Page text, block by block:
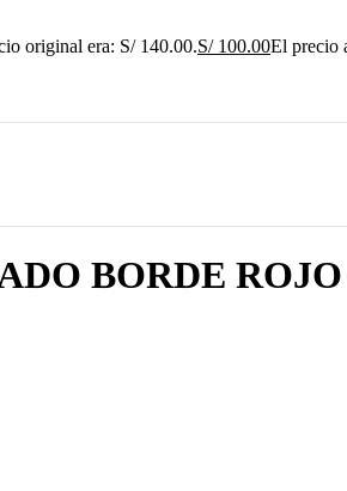
original era: S/ 140.00.S/100.00El precio
BORDE ROJO